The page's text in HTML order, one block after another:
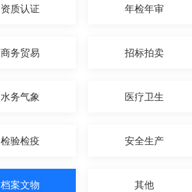
资质认证 年检年审
商务贸易 招标拍卖
水务气象 医疗卫生
检验检疫 安全生产
档案文物 其他